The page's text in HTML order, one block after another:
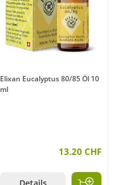
Elixan Eucalyptus 80/85 Öl 10
ml
13.20 CHF